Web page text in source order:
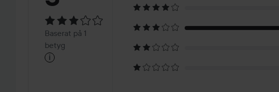
3Baserat
på
Baserat på 1
betyg
i